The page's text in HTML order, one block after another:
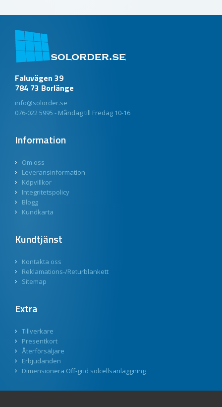
Faluvägen 39
784 73 Borlänge
info@solorder.se
076-022 5995 - Måndag till Fredag 10-16
Information
Om oss
Leveransinformation
Köpvillkor
Integritetspolicy
Blogg
Kundkarta
Kundtjänst
Kontakta oss
Reklamations-/Returblankett
Sitemap
Extra
Tillverkare
Presentkort
Återförsäljare
Erbjudanden
Dimensionera Off-grid solcellsanläggning